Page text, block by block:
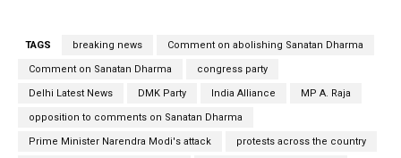
TAGS breaking news Comment on abolishing Sanatan Dharma
Comment on Sanatan Dharma congress party
Delhi Latest News DMK Party India Alliance MP A. Raja
opposition to comments on Sanatan Dharma
Prime Minister Narendra Modi's attack protests across the country